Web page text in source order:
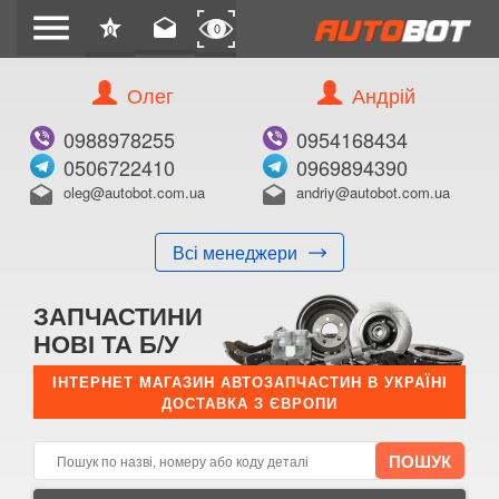
menu star
0 drafts 0
Олег
0988978255
0506722410
drafts oleg@autobot.com.ua
Всі менеджери
Андрій
0954168434
0969894390
drafts andriy@autobot.com.ua
ЗАПЧАСТИНИ
НОВІ ТА Б/У
ІНТЕРНЕТ МАГАЗИН АВТОЗАПЧАСТИН В УКРАЇНІ
ДОСТАВКА З ЄВРОПИ